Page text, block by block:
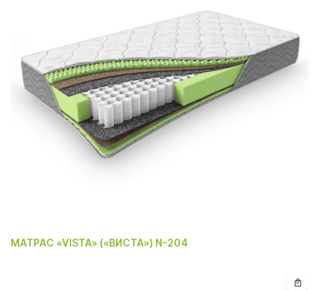
МАТРАС «VISTA» («ВИСТА») N-204